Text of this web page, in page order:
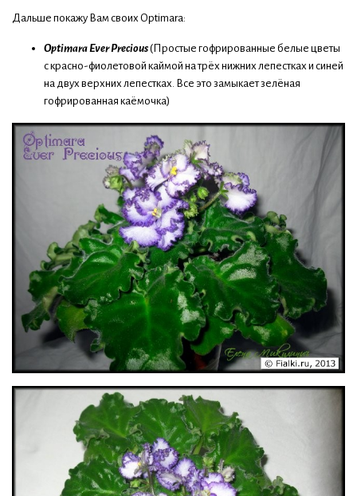
Дальше покажу Вам своих Optimara:
Optimara Ever Precious(Простые гофрированные белые цветы
с красно-фиолетовой каймой на трёх нижних лепестках и синей
на двух верхних лепестках. Все это замыкает зелёная
гофрированная каёмочка)